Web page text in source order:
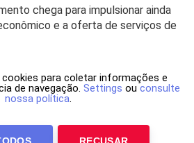
chega para impulsionar ainda
e a oferta de serviços de
para coletar informações e
de navegação. Settings ou consulte
nossa política.